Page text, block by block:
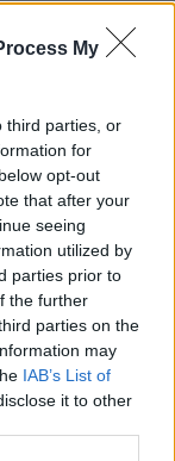
My
third parties, or
for
opt-out
that after your
seeing
utilized by
parties prior to
the further
parties on the
may
IAB’s List of
it to other